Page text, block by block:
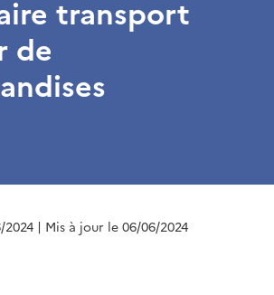
transport
de
2024 | Mis à jour le 06/06/2024